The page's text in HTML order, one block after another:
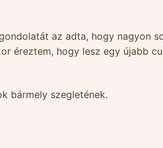
az adta, hogy nagyon
éreztem, hogy lesz egy újabb
bármely szegletének.